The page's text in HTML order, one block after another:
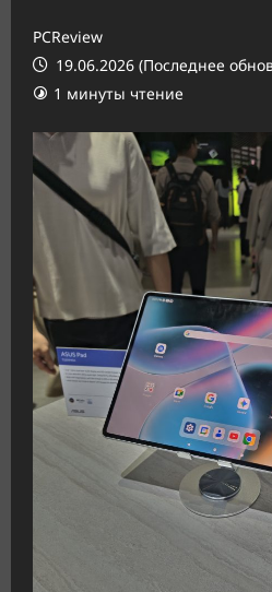
PCReview
19.06.2026 (Последнее
1 минуты чтение